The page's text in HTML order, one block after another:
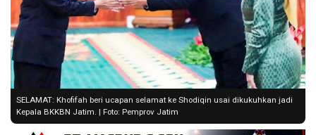
SELAMAT: Khofifah beri ucapan selamat ke Shodiqin usai dikukuhkan jadi
Kepala BKKBN Jatim. | Foto: Pemprov Jatim